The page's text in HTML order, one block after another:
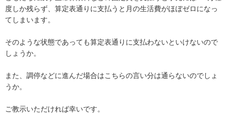
度しか残らず、算定表通りに支払うと月の生活費がほぼゼロになっ
てしまいます。
そのような状態であっても算定表通りに支払わないといけないので
しょうか。
また、調停などに進んだ場合はこちらの言い分は通らないのでしょ
うか。
ご教示いただければ幸いです。